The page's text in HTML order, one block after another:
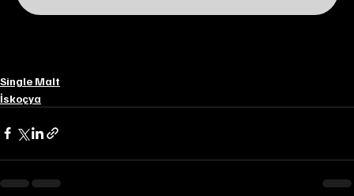
Single Malt
İskoçya